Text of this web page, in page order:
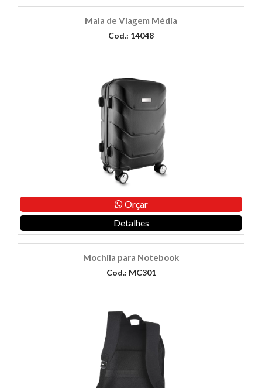
Mala de Viagem Média
Cod.: 14048
Orçar
Detalhes
Mochila para Notebook
Cod.: MC301